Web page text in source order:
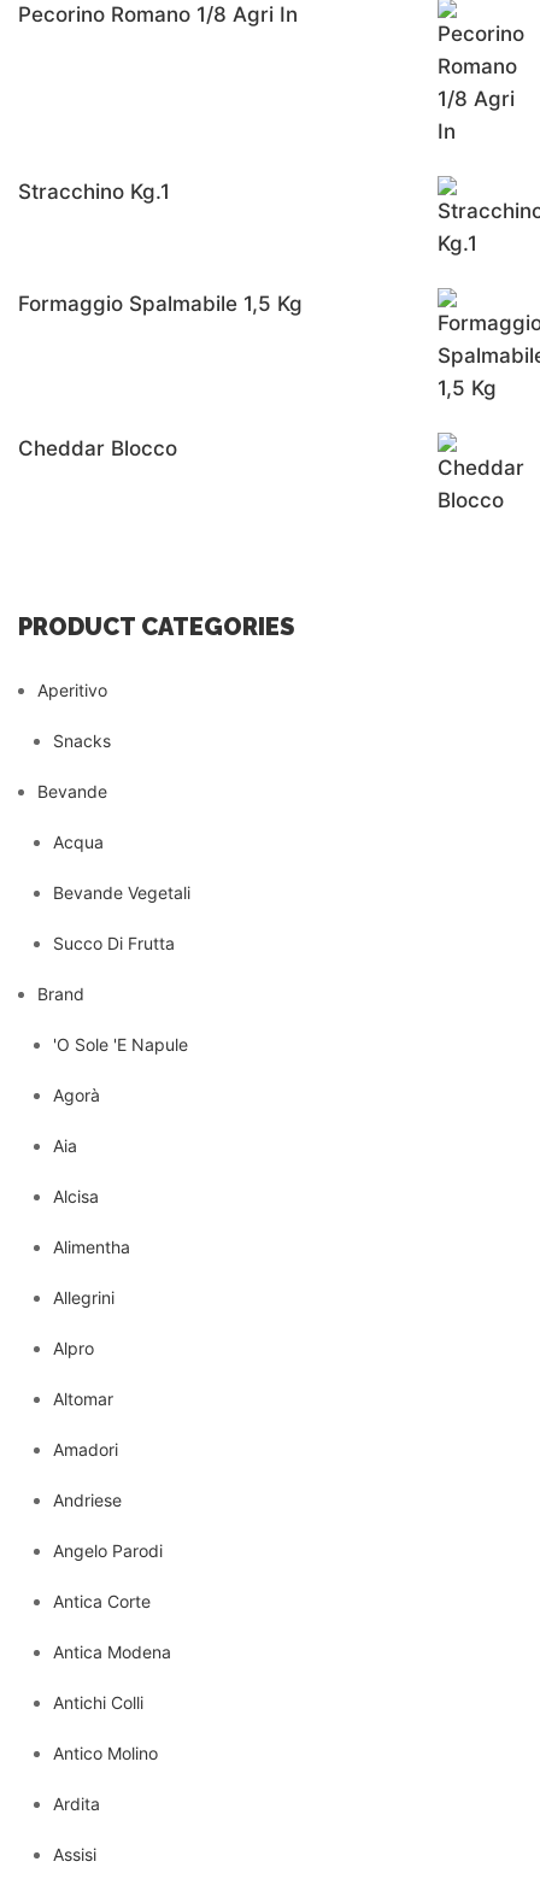
Pecorino Romano 1/8 Agri In
Stracchino Kg.1
Formaggio Spalmabile 1,5 Kg
Cheddar Blocco
PRODUCT CATEGORIES
Aperitivo
Snacks
Bevande
Acqua
Bevande Vegetali
Succo Di Frutta
Brand
'O Sole 'E Napule
Agorà
Aia
Alcisa
Alimentha
Allegrini
Alpro
Altomar
Amadori
Andriese
Angelo Parodi
Antica Corte
Antica Modena
Antichi Colli
Antico Molino
Ardita
Assisi